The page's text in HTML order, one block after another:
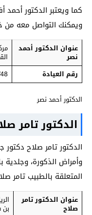
كما ويعتبر الدكتور
ويمكنك التواصل معه من
عنوان الدكتور أحمد
نصر
رقم العيادة
الدكتور أحمد نصر
الدكتور تامر
الدكتور تامر صلاح
وأمراض الذكورة، وجلدية
المتعلقة بالطبيب تامر
عنوان الدكتور تامر
صلاح
بن